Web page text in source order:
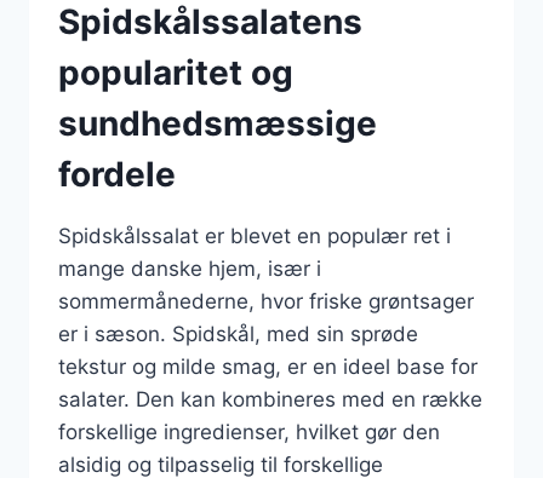
Spidskålssalatens
popularitet og
sundhedsmæssige
fordele
Spidskålssalat er blevet en populær ret i
mange danske hjem, især i
sommermånederne, hvor friske grøntsager
er i sæson. Spidskål, med sin sprøde
tekstur og milde smag, er en ideel base for
salater. Den kan kombineres med en række
forskellige ingredienser, hvilket gør den
alsidig og tilpasselig til forskellige